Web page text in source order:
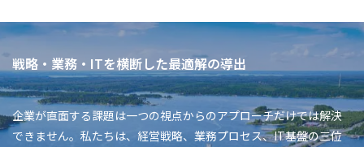
戦略・業務・ITを横断した最適解の導出
企業が直面する課題は一つの視点からのアプローチだけでは解決
できません。私たちは、経営戦略、業務プロセス、IT基盤の三位